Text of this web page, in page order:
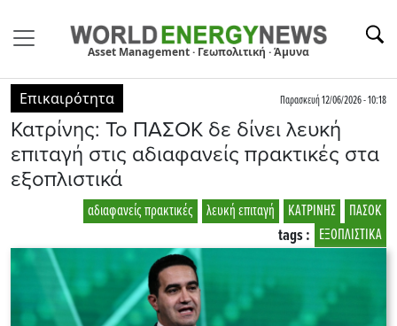
Asset Management · Γεωπολιτική · Άμυνα
Επικαιρότητα Παρασκευή 12/06/2026 - 10:18
Κατρίνης: Το ΠΑΣΟΚ δε δίνει λευκή
επιταγή στις αδιαφανείς πρακτικές στα
εξοπλιστικά
ΠΑΣΟΚ
ΚΑΤΡΙΝΗΣ
λευκή επιταγή
αδιαφανείς πρακτικές
ΕΞΟΠΛΙΣΤΙΚΑ
tags :